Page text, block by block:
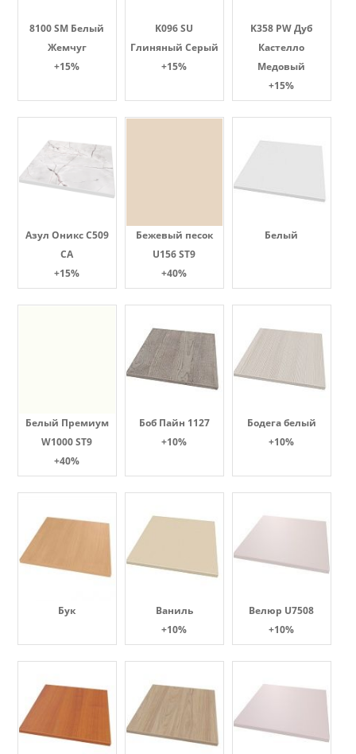
8100 SM Белый
Жемчуг
+15%
K096 SU
Глиняный Серый
+15%
K358 PW Дуб
Кастелло
Медовый
+15%
Азул Оникс С509
СА
+15%
Бежевый песок
U156 ST9
+40%
Белый
Белый Премиум
W1000 ST9
+40%
Боб Пайн 1127
+10%
Бодега белый
+10%
Бук
Ваниль
+10%
Велюр U7508
+10%